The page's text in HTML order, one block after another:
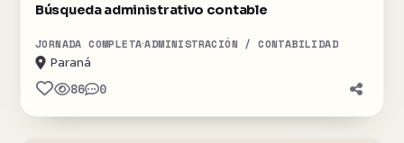
Búsqueda administrativo contable
JORNADA COMPLETAADMINISTRACIÓN / CONTABILIDAD
Paraná
86 0